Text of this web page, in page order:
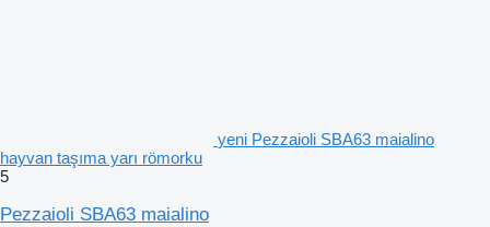
yeni Pezzaioli SBA63 maialino
hayvan taşıma yarı römorku
5
Pezzaioli SBA63 maialino